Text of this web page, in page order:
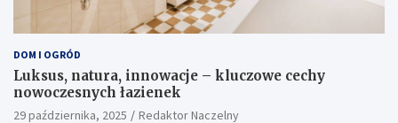
DOM I OGRÓD
Luksus, natura, innowacje – kluczowe cechy
nowoczesnych łazienek
29 października, 2025 Redaktor Naczelny